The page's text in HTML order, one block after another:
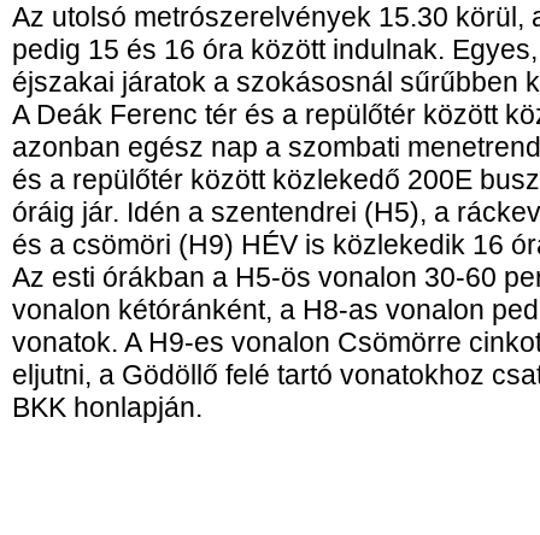
Az utolsó metrószerelvények 15.30 körül,
pedig 15 és 16 óra között indulnak.
éjszakai járatok a szokásosnál sűrűbben
A Deák Ferenc tér és a repülőtér között
azonban egész nap a szombati
és a repülőtér között közlekedő 200E
óráig jár. Idén a szentendrei (H5), a
és a csömöri (H9) HÉV is közlekedik 16
Az esti órákban a H5-ös vonalon 30-60
vonalon kétóránként, a H8-as vonalon
vonatok. A H9-es vonalon Csömörre
eljutni, a Gödöllő felé tartó vonatokhoz
BKK honlapján.